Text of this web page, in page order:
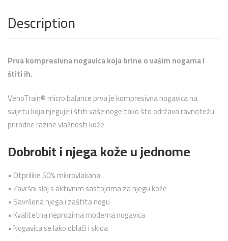
Description
Prva kompresivna nogavica koja brine o vašim nogama i
štiti ih.
VenoTrain® micro balance prva je kompresivna nogavica na
svijetu koja njeguje i štiti vaše noge tako što održava ravnotežu
prirodne razine vlažnosti kože.
Dobrobit i njega kože u jednome
• Otprilike 50% mikrovlakana
• Završni sloj s aktivnim sastojcima za njegu kože
• Savršena njega i zaštita nogu
• Kvalitetna neprozirna moderna nogavica
• Nogavica se lako oblači i skida